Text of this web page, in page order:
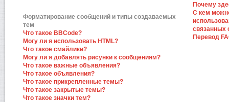
Форматирование сообщений и типы создаваемых
тем
Что такое BBCode?
Могу ли я использовать HTML?
Что такое смайлики?
Могу ли я добавлять рисунки к сообщениям?
Что такое важные объявления?
Что такое объявления?
Что такое прикрепленные темы?
Что такое закрытые темы?
Что такое значки тем?
Почему
С кем
связанных
Перевод